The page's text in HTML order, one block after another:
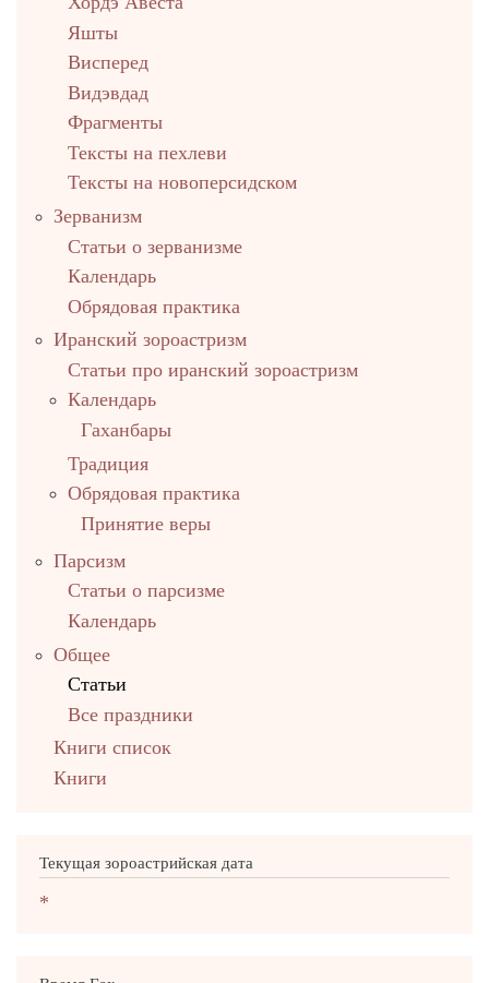
Яшты
Висперед
Видэвдад
Фрагменты
Тексты на пехлеви
Тексты на новоперсидском
Зерванизм
Статьи о зерванизме
Календарь
Обрядовая практика
Иранский зороастризм
Статьи про иранский зороастризм
Календарь
Гаханбары
Традиция
Обрядовая практика
Принятие веры
Парсизм
Статьи о парсизме
Календарь
Общее
Статьи
Все праздники
Книги список
Книги
Текущая зороастрийская дата
*